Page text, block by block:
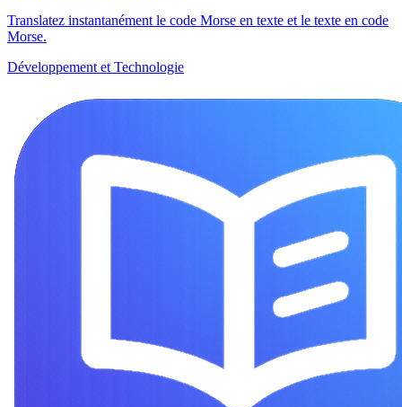
Translatez instantanément le code Morse en texte et le texte en code
Morse.
Développement et Technologie